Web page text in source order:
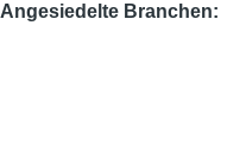
Angesiedelte Branchen